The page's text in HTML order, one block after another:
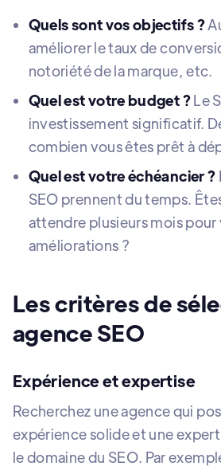
Quels sont vos objectifs ?
améliorer le taux de
notoriété de la marque, etc.
Quel est votre budget ?Le
investissement significatif.
combien vous êtes prêt à
Quel est votre échéancier ?
SEO prennent du temps.
attendre plusieurs mois pour
améliorations ?
Les critères de
agence SEO
Expérience et expertise
Recherchez une agence qui
expérience solide et une
le domaine du SEO. Par